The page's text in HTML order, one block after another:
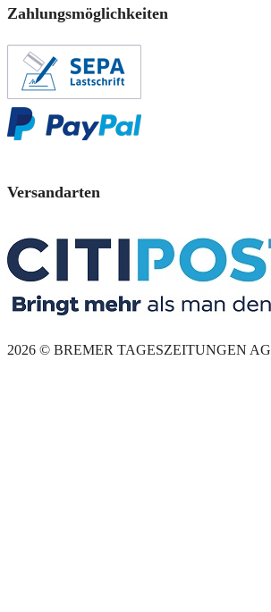
Zahlungsmöglichkeiten
Versandarten
2026 © BREMER TAGESZEITUNGEN AG